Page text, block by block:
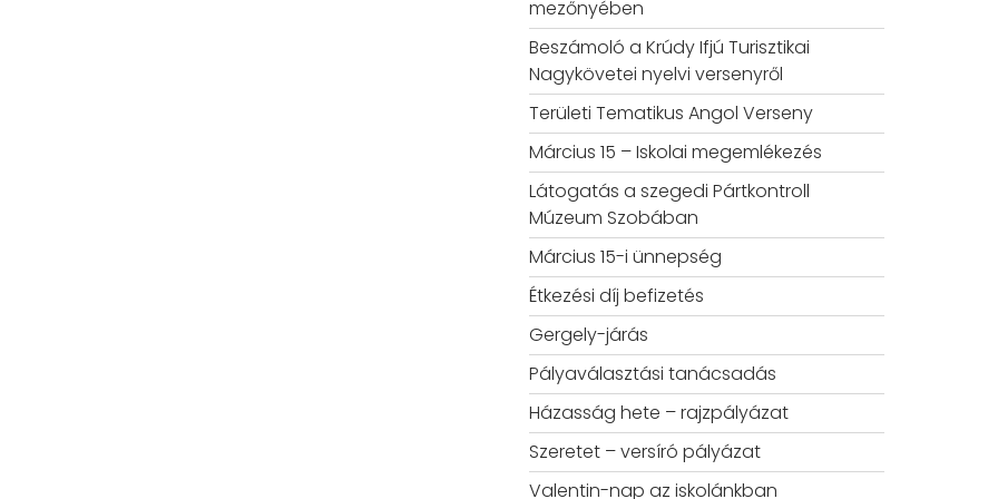
mezőnyében
Beszámoló a Krúdy Ifjú Turisztikai
Nagykövetei nyelvi versenyről
Területi Tematikus Angol Verseny
Március 15 – Iskolai megemlékezés
Látogatás a szegedi Pártkontroll
Múzeum Szobában
Március 15-i ünnepség
Étkezési díj befizetés
Gergely-járás
Pályaválasztási tanácsadás
Házasság hete – rajzpályázat
Szeretet – versíró pályázat
Valentin-nap az iskolánkban